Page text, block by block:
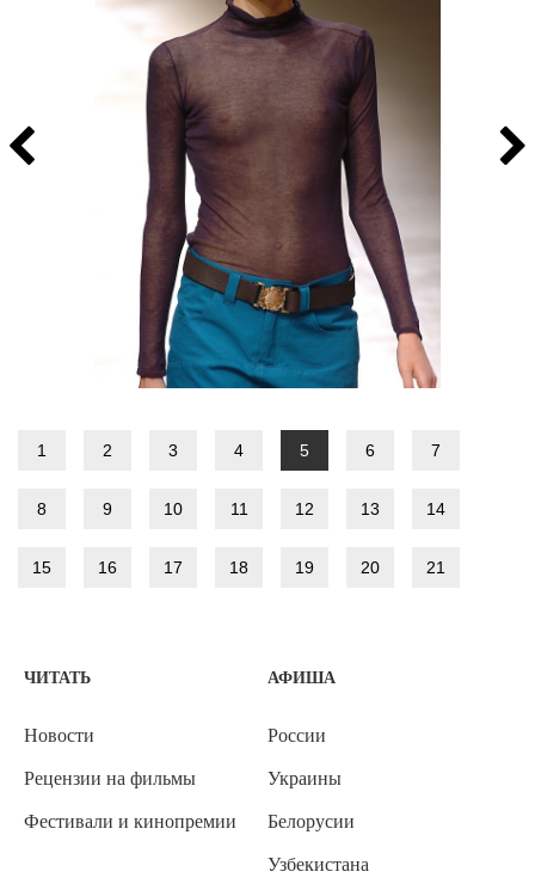
1 2 3 4 5 6 7
8 9 10 11 12 13 14
15 16 17 18 19 20 21
ЧИТАТЬ
Новости
Рецензии на фильмы
Фестивали и кинопремии
АФИША
России
Украины
Белорусии
Узбекистана